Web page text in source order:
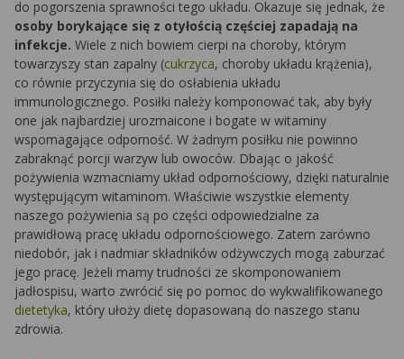
do pogorszenia sprawności tego układu. Okazuje się jednak, że
osoby borykające się z otyłością częściej zapadają na
infekcje. Wiele z nich bowiem cierpi na choroby, którym
towarzyszy stan zapalny (cukrzyca, choroby układu krążenia),
co równie przyczynia się do osłabienia układu
immunologicznego. Posiłki należy komponować tak, aby były
one jak najbardziej urozmaicone i bogate w witaminy
wspomagające odporność. W żadnym posiłku nie powinno
zabraknąć porcji warzyw lub owoców. Dbając o jakość
pożywienia wzmacniamy układ odpornościowy, dzięki naturalnie
występującym witaminom. Właściwie wszystkie elementy
naszego pożywienia są po części odpowiedzialne za
prawidłową pracę układu odpornościowego. Zatem zarówno
niedobór, jak i nadmiar składników odżywczych mogą zaburzać
jego pracę. Jeżeli mamy trudności ze skomponowaniem
jadłospisu, warto zwrócić się po pomoc do wykwalifikowanego
dietetyka, który ułoży dietę dopasowaną do naszego stanu
zdrowia.